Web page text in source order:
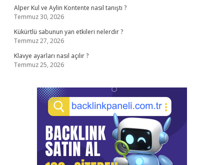
Alper Kul ve Aylin Kontente nasıl tanıştı ?
Temmuz 30, 2026
Kükürtlü sabunun yan etkileri nelerdir ?
Temmuz 27, 2026
Klavye ayarları nasıl açılır ?
Temmuz 25, 2026